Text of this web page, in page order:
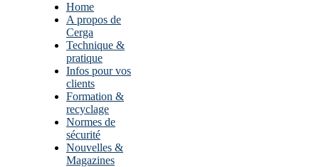
Home
A propos de
Cerga
Technique &
pratique
Infos pour vos
clients
Formation &
recyclage
Normes de
sécurité
Nouvelles &
Magazines